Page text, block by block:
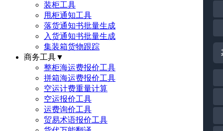
装柜工具
甩柜通知工具
落货通知书批量生成
入货通知书批量生成
集装箱货物跟踪
商务工具▼
整柜海运费报价工具
拼箱海运费报价工具
空运计费重量计算
空运报价工具
运费询价工具
贸易术语报价工具